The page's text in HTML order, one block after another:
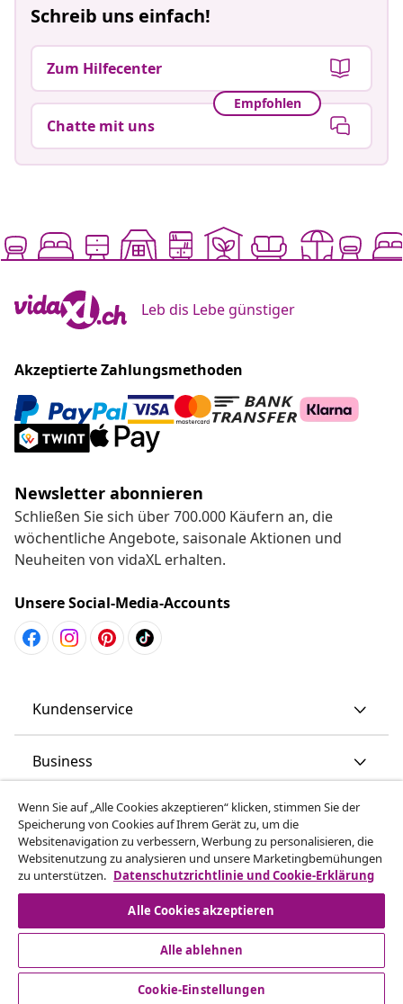
Schreib uns einfach!
Zum Hilfecenter
Empfohlen
Chatte mit uns
Leb dis Lebe günstiger
Akzeptierte Zahlungsmethoden
Newsletter abonnieren
Schließen Sie sich über 700.000 Käufern an, die
wöchentliche Angebote, saisonale Aktionen und
Neuheiten von vidaXL erhalten.
Unsere Social-Media-Accounts
Kundenservice
Business
vidaXL
Mehr entdecken
Wenn Sie auf „Alle Cookies akzeptieren“ klicken, stimmen Sie der
Speicherung von Cookies auf Ihrem Gerät zu, um die
Websitenavigation zu verbessern, Werbung zu personalisieren, die
Websitenutzung zu analysieren und unsere Marketingbemühungen
zu unterstützen. Datenschutzrichtlinie und Cookie-Erklärung
Alle Cookies akzeptieren
Alle ablehnen
Cookie-Einstellungen